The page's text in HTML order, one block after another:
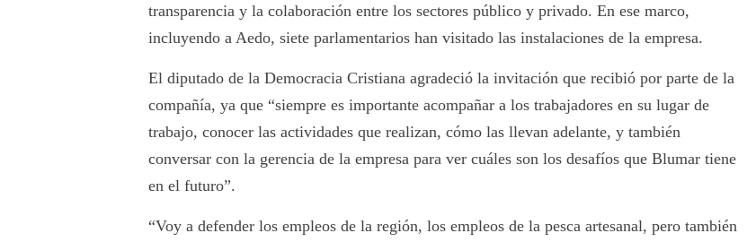
transparencia y la colaboración entre los sectores público y privado. En ese marco,
incluyendo a Aedo, siete parlamentarios han visitado las instalaciones de la empresa.
El diputado de la Democracia Cristiana agradeció la invitación que recibió por parte de la
compañía, ya que “siempre es importante acompañar a los trabajadores en su lugar de
trabajo, conocer las actividades que realizan, cómo las llevan adelante, y también
conversar con la gerencia de la empresa para ver cuáles son los desafíos que Blumar tiene
en el futuro”.
“Voy a defender los empleos de la región, los empleos de la pesca artesanal, pero también